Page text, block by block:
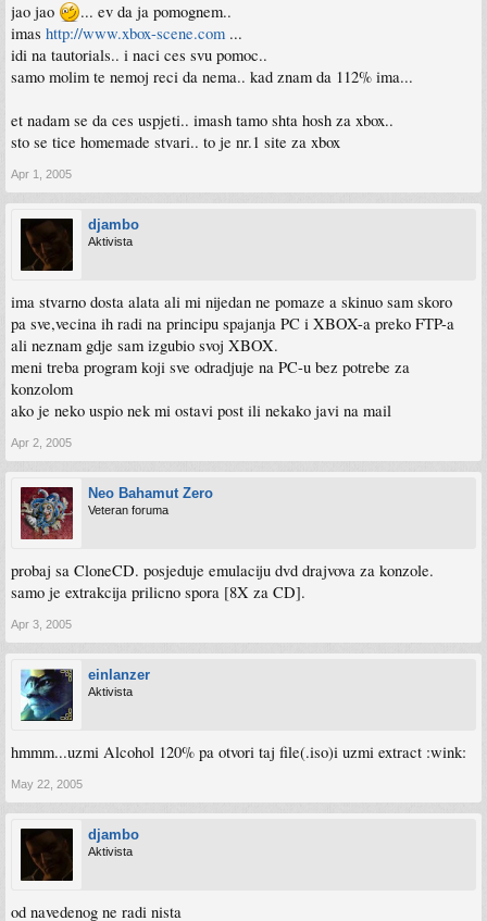
jao jao
... ev da ja pomognem..
imas http://www.xbox-scene.com ...
idi na tautorials.. i naci ces svu pomoc..
samo molim te nemoj reci da nema.. kad znam da 112% ima...
et nadam se da ces uspjeti.. imash tamo shta hosh za xbox..
sto se tice homemade stvari.. to je nr.1 site za xbox
Apr 1, 2005
djambo
Aktivista
ima stvarno dosta alata ali mi nijedan ne pomaze a skinuo sam skoro
pa sve,vecina ih radi na principu spajanja PC i XBOX-a preko FTP-a
ali neznam gdje sam izgubio svoj XBOX.
meni treba program koji sve odradjuje na PC-u bez potrebe za
konzolom
ako je neko uspio nek mi ostavi post ili nekako javi na mail
Apr 2, 2005
Neo Bahamut Zero
Veteran foruma
probaj sa CloneCD. posjeduje emulaciju dvd drajvova za konzole.
samo je extrakcija prilicno spora [8X za CD].
Apr 3, 2005
einlanzer
Aktivista
hmmm...uzmi Alcohol 120% pa otvori taj file(.iso)i uzmi extract :wink:
May 22, 2005
djambo
Aktivista
od navedenog ne radi nista